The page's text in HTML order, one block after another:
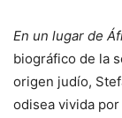
En un lugar de
biográfico de la
origen judío,
odisea vivida